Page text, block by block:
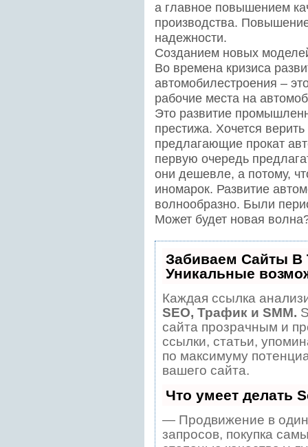
а главное повышением
производства.
надежности.
Созданием новых
Во времена кризиса
автомобилестроения –
рабочие места на
Это развитие
престижа. Хочется
предлагающие прокат
первую очередь
они дешевле, а потому,
иномарок. Развитие
волнообразно. Были
Может будет новая
Забиваем Сайты
Уникальные
Каждая ссылка
SEO, Трафик и SMM.
сайта прозрачным и
ссылки, статьи,
по максимуму
вашего сайта.
Что умеет делать
— Продвижение в один
запросов, покупка